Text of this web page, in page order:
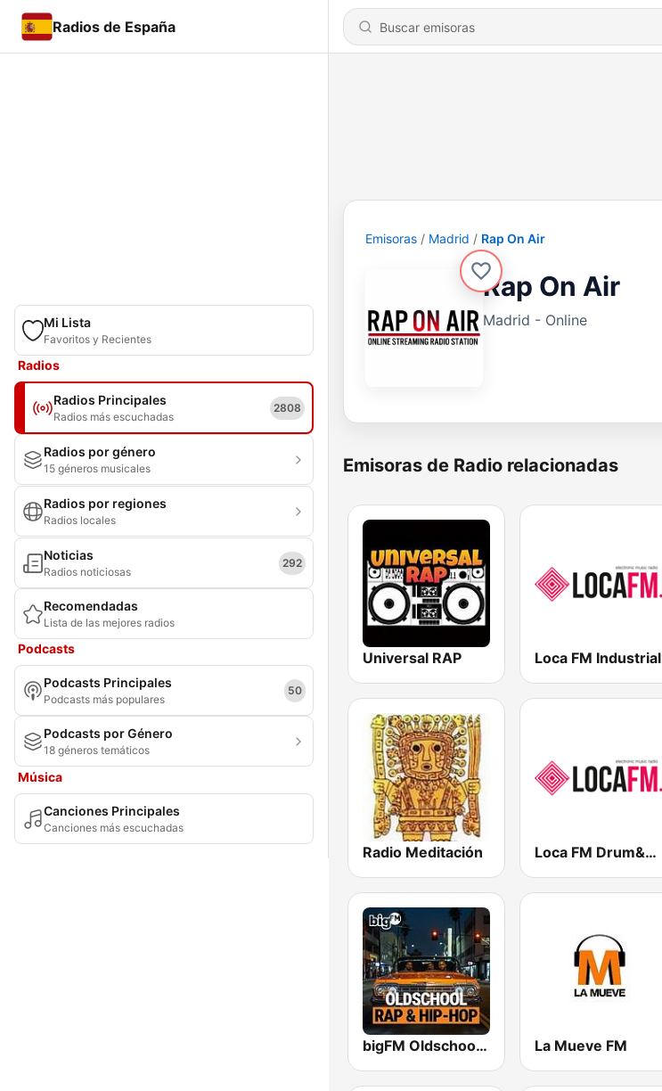
Radios de España
Mi Lista
Favoritos y Recientes
Radios
Radios Principales
Radios más escuchadas
2808
Radios por género
15 géneros musicales
Radios por regiones
Radios locales
Noticias
Radios noticiosas
292
Recomendadas
Lista de las mejores radios
Podcasts
Podcasts Principales
Podcasts más populares
50
Podcasts por Género
18 géneros temáticos
Música
Canciones Principales
Canciones más escuchadas
Emisoras Madrid Rap On Air
Rap On Air
Madrid - Online
Emisoras de Radio relacionadas
Universal RAP Loca FM Industrial
Radio Meditación Loca FM Drum&Bass
bigFM Oldschool Rap & Hip-Hop La Mueve FM